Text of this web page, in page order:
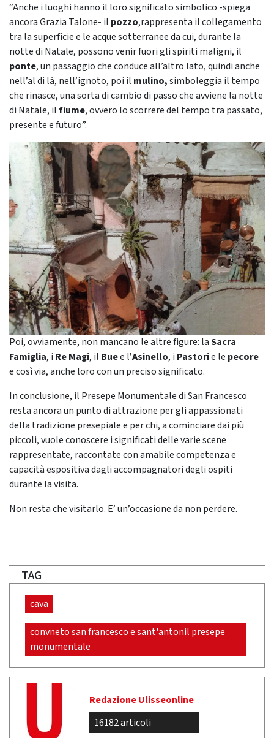
“Anche i luoghi hanno il loro significato simbolico -spiega
ancora Grazia Talone- il pozzo,rappresenta il collegamento
tra la superficie e le acque sotterranee da cui, durante la
notte di Natale, possono venir fuori gli spiriti maligni, il
ponte, un passaggio che conduce all’altro lato, quindi anche
nell’al di là, nell’ignoto, poi il mulino,simboleggia il tempo
che rinasce, una sorta di cambio di passo che avviene la notte
di Natale, ilfiume, ovvero lo scorrere del tempo tra passato,
presente e futuro”.
Poi, ovviamente, non mancano le altre figure: laSacra
Famiglia, i Re Magi, il Buee l’Asinello, i Pastorie le pecore
e così via, anche loro con un preciso significato.
In conclusione, il Presepe Monumentale di San Francesco
resta ancora un punto di attrazione per gli appassionati
della tradizione presepiale e per chi, a cominciare dai più
piccoli, vuole conoscere i significati delle varie scene
rappresentate, raccontate con amabile competenza e
capacità espositiva dagli accompagnatori degli ospiti
durante la visita.
Non resta che visitarlo. E’ un’occasione da non perdere.
TAG
cava
convneto san francesco e sant'antonil presepe
monumentale
Redazione Ulisseonline
16182 articoli